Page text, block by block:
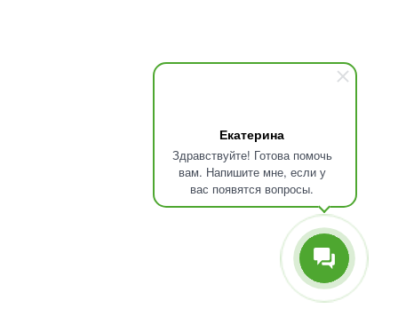
Екатерина
Здравствуйте! Готова помочь
вам. Напишите мне, если у
вас появятся вопросы.